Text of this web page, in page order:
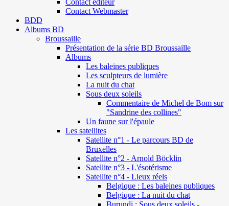
Contact Webmaster
BDD
Albums BD
Broussaille
Présentation de la série BD Broussaille
Albums
Les baleines publiques
Les sculpteurs de lumière
La nuit du chat
Sous deux soleils
Commentaire de Michel de Bom sur
"Sandrine des collines"
Un faune sur l'épaule
Les satellites
Satellite n°1 - Le parcours BD de
Bruxelles
Satellite n°2 - Arnold Böcklin
Satellite n°3 - L'ésotérisme
Satellite n°4 - Lieux réels
Belgique : Les baleines publiques
Belgique : La nuit du chat
Burundi : Sous deux soleils -